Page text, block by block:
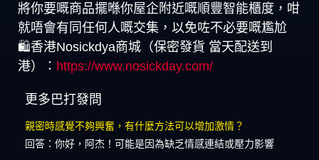
將你要嘅商品擺喺你屋企附近嘅順豐智能櫃度，咁
就唔會有同任何人嘅交集，以免咗不必要嘅尷尬
🛍️香港Nosickdya商城（保密發貨 當天配送到
港）： https://www.nosickday.com/
更多巴打發問
親密時感覺不夠興奮，有什麼方法可以增加激情？
回答：你好，阿杰！可能是因為缺乏情感連結或壓力影響